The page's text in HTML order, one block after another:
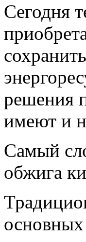
Сегодня
решения
имеют и
Самый
обжига
основных